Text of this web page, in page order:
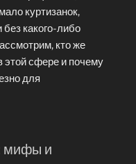
куртизанок,
без какого-либо
кто же
этой сфере и почему
для
мифы и